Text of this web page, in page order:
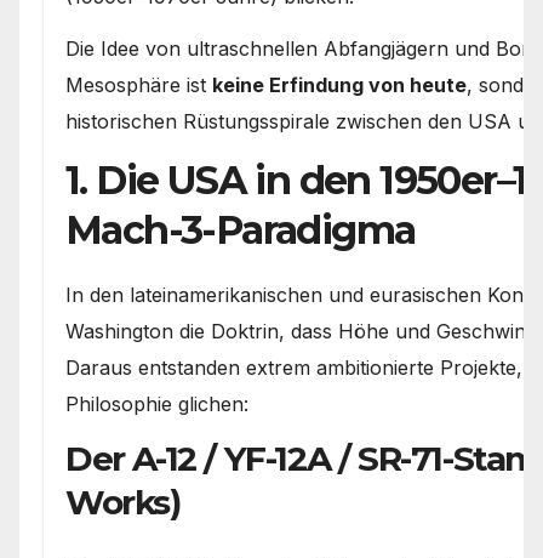
Die Idee von ultraschnellen Abfangjägern und
Mesosphäre ist keine Erfindung von heute,
historischen Rüstungsspirale zwischen den USA
1. Die USA in den
Mach-3-Paradigma
In den lateinamerikanischen und eurasischen
Washington die Doktrin, dass Höhe und
Daraus entstanden extrem ambitionierte Projekte,
Philosophie glichen:
Der A-12 / YF-12A / SR-71-
Works)